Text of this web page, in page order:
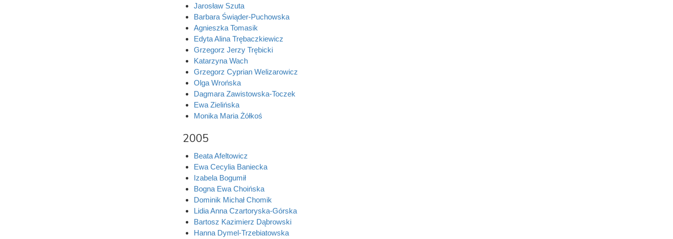
Jarosław Szuta
Barbara Świąder-Puchowska
Agnieszka Tomasik
Edyta Alina Trębaczkiewicz
Grzegorz Jerzy Trębicki
Katarzyna Wach
Grzegorz Cyprian Welizarowicz
Olga Wrońska
Dagmara Zawistowska-Toczek
Ewa Zielińska
Monika Maria Żółkoś
2005
Beata Afeltowicz
Ewa Cecylia Baniecka
Izabela Bogumił
Bogna Ewa Choińska
Dominik Michał Chomik
Lidia Anna Czartoryska-Górska
Bartosz Kazimierz Dąbrowski
Hanna Dymel-Trzebiatowska